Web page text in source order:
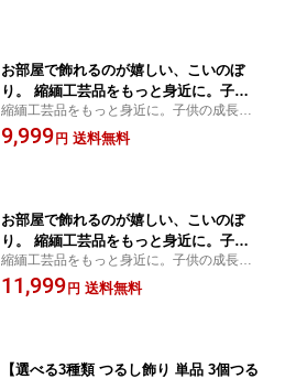
お部屋で飾れるのが嬉しい、こいのぼ
り。 縮緬工芸品をもっと身近に。子供
の成長を願う贈り物として。【京都のつ
るし飾り ちりめん 鯉の滝のぼり
縮緬工芸品をもっと身近に。子供の成長を
願う贈り物として。こどもの日/子供の日
9,999 円 送料無料
お部屋で飾れるのが嬉しい、こいのぼ
り。 縮緬工芸品をもっと身近に。子供
の成長を願う贈り物として。【京都のつ
るし飾り ちりめん 鯉の滝のぼり
縮緬工芸品をもっと身近に。子供の成長を
願う贈り物として。こどもの日/子供の日
11,999 円 送料無料
【選べる3種類 つるし飾り 単品 3個つる